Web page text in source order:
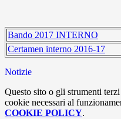
Bando 2017 INTERNO
Certamen interno 2016-17
Notizie
Questo sito o gli strumenti
cookie necessari al
COOKIE POLICY.